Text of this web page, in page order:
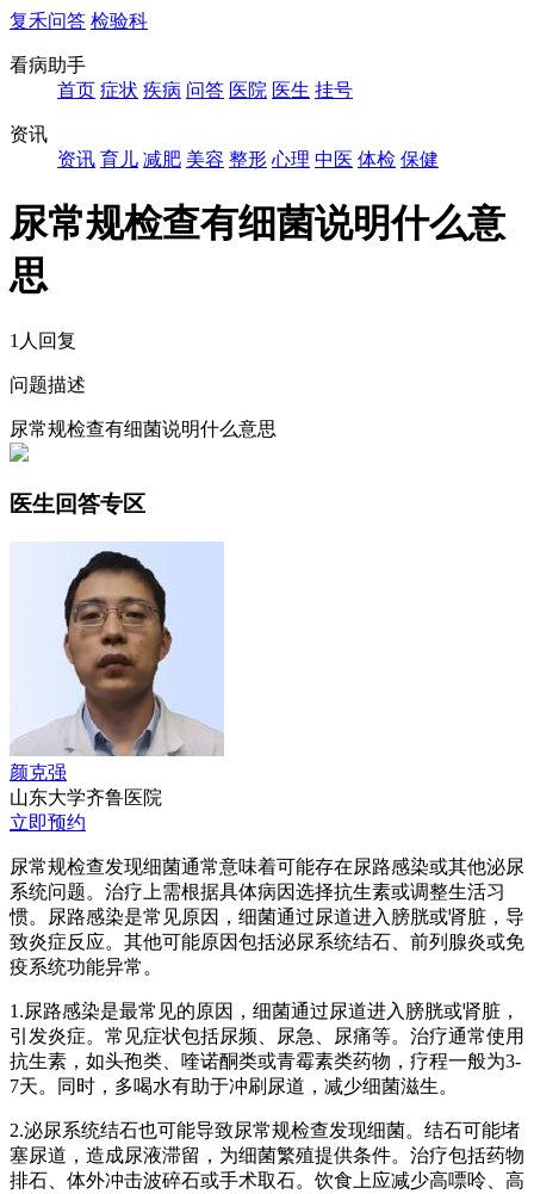
复禾问答 检验科
看病助手
首页 症状 疾病 问答 医院 医生 挂号
资讯
资讯 育儿 减肥 美容 整形 心理 中医 体检 保健
尿常规检查有细菌说明什么意
思
1人回复
问题描述
尿常规检查有细菌说明什么意思
医生回答专区
颜克强
山东大学齐鲁医院
立即预约
尿常规检查发现细菌通常意味着可能存在尿路感染或其他泌尿
系统问题。治疗上需根据具体病因选择抗生素或调整生活习
惯。尿路感染是常见原因，细菌通过尿道进入膀胱或肾脏，导
致炎症反应。其他可能原因包括泌尿系统结石、前列腺炎或免
疫系统功能异常。
1.尿路感染是最常见的原因，细菌通过尿道进入膀胱或肾脏，
引发炎症。常见症状包括尿频、尿急、尿痛等。治疗通常使用
抗生素，如头孢类、喹诺酮类或青霉素类药物，疗程一般为3-
7天。同时，多喝水有助于冲刷尿道，减少细菌滋生。
2.泌尿系统结石也可能导致尿常规检查发现细菌。结石可能堵
塞尿道，造成尿液滞留，为细菌繁殖提供条件。治疗包括药物
排石、体外冲击波碎石或手术取石。饮食上应减少高嘌呤、高